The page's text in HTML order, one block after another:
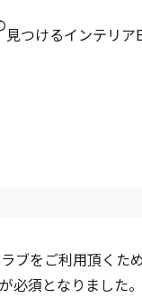
見つけるインテリア
ブをご利用頂くた
必須となりました。